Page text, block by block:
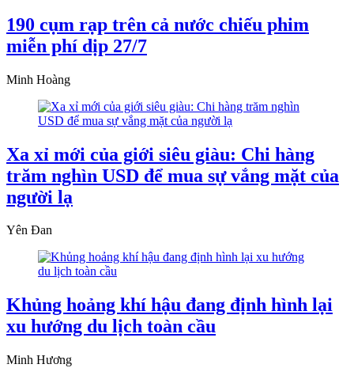
190 cụm rạp trên cả nước chiếu phim
miễn phí dịp 27/7
Minh Hoàng
Xa xỉ mới của giới siêu giàu: Chi hàng
trăm nghìn USD để mua sự vắng mặt của
người lạ
Yên Đan
Khủng hoảng khí hậu đang định hình lại
xu hướng du lịch toàn cầu
Minh Hương